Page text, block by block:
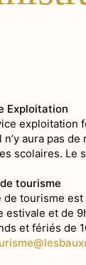
Histoire
Village et
Nature et
Exploitation
exploitation
n’y aura pas
scolaires. Le
tourisme
de tourisme
estivale et de
et fériés de